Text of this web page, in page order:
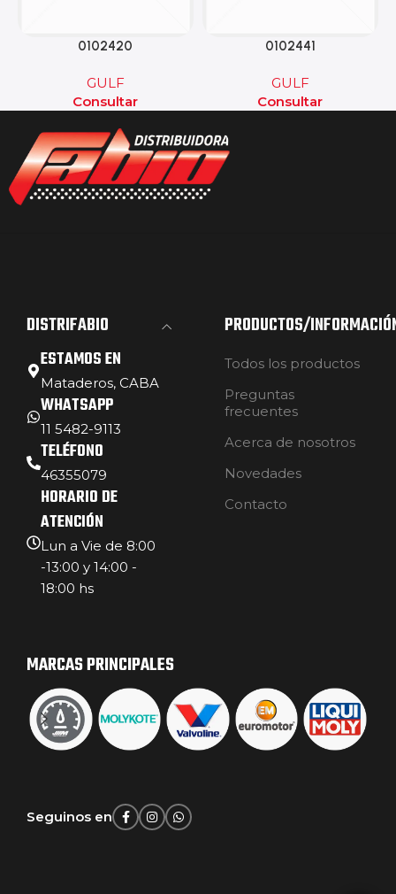
0102420
GULF
Consultar
0102441
GULF
Consultar
DISTRIFABIO
ESTAMOS EN
Mataderos, CABA
WHATSAPP
11 5482-9113
TELÉFONO
46355079
HORARIO DE
ATENCIÓN
Lun a Vie de 8:00
-13:00 y 14:00 -
18:00 hs
PRODUCTOS/
Todos los productos
Preguntas
frecuentes
Acerca de nosotros
Novedades
Contacto
MARCAS PRINCIPALES
Seguinos en